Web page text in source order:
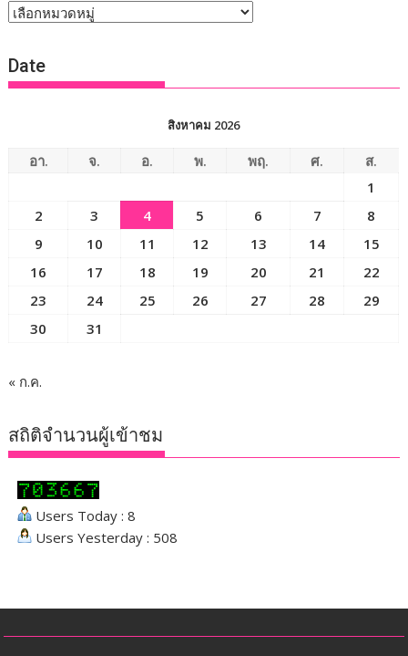
หัวข้อ
Date
สิงหาคม 2026
อา. จ. อ. พ. พฤ. ศ.
ส.
1
2
3 4 5 6 7
8
9
10 11 12 13 14
15
16
17 18 19 20 21
22
23
24 25 26 27 28
29
30
31
« ก.ค.
สถิติจำนวนผู้เข้าชม
Users Today : 8
Users Yesterday : 508